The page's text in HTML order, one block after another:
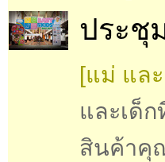
ประชุ
[แม่ แล
และเด็
สินค้าคุ